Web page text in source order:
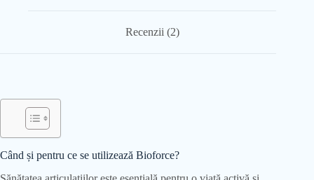
Recenzii (2)
Când și pentru ce se utilizează Bioforce?